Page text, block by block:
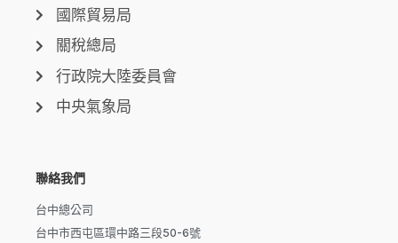
國際貿易局
關稅總局
行政院大陸委員會
中央氣象局
聯絡我們
台中總公司
台中市西屯區環中路三段50-6號